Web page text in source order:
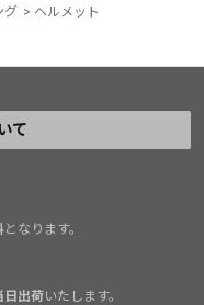
むしろ向上してい
ンが工夫されてお
が高くなっていま
ことが多いです
付けられて頭が痛
グ > ヘルメット
て
となります。
日出荷いたします。